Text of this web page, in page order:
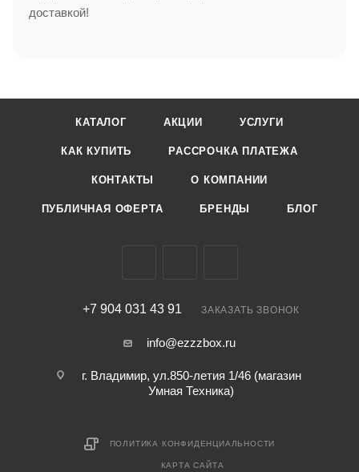
доставкой!
КАТАЛОГ АКЦИИ УСЛУГИ
КАК КУПИТЬ РАССРОЧКА ПЛАТЕЖА
КОНТАКТЫ О КОМПАНИИ
ПУБЛИЧНАЯ ОФЕРТА БРЕНДЫ БЛОГ
+7 904 031 43 91 ЗАКАЗАТЬ ЗВОНОК
info@ezzzbox.ru
г. Владимир, ул.850-летия 1/46 (магазин
Умная Техника)
ПОЛИТИКА КОНФИДЕНЦИАЛЬНОСТИ
КАРТА САЙТА